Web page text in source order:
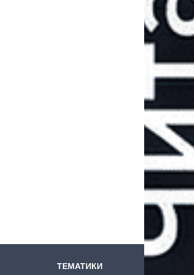
ТЕМАТИКИ